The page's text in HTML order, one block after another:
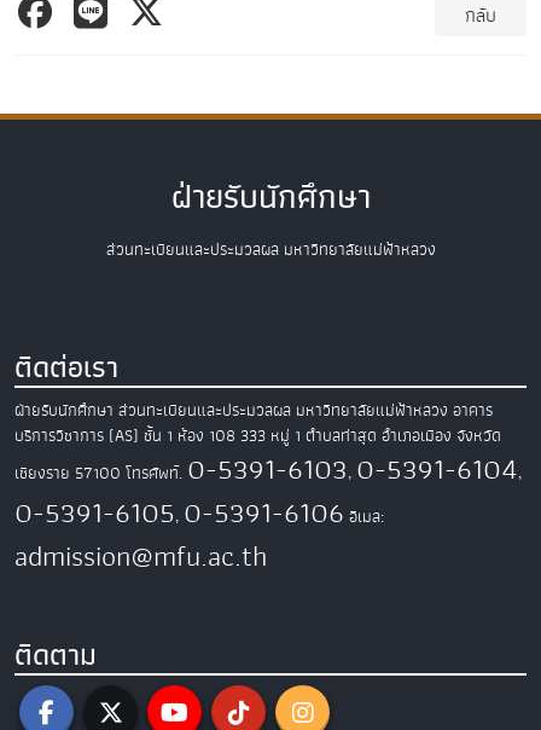
กลับ
ฝ่ายรับนักศึกษา
ส่วนทะเบียนและประมวลผล มหาวิทยาลัยแม่ฟ้าหลวง
ติดต่อเรา
ฝ่ายรับนักศึกษา ส่วนทะเบียนและประมวลผล มหาวิทยาลัยแม่ฟ้าหลวง อาคาร
บริการวิชาการ (AS) ชั้น 1 ห้อง 108 333 หมู่ 1 ตำบลท่าสุด อำเภอเมือง จังหวัด
เชียงราย 57100 โทรศัพท์. 0-5391-6103, 0-5391-6104,
0-5391-6105, 0-5391-6106 อีเมล:
admission@mfu.ac.th
ติดตาม